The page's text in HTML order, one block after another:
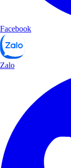
Facebook
Zalo